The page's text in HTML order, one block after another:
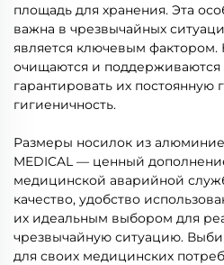
площадь для хранения. Эта
важна в чрезвычайных
является ключевым фактором.
очищаются и поддерживаются
гарантировать их постоянную
гигиеничность.
Размеры носилок из
MEDICAL — ценный
медицинской аварийной
качество, удобство
их идеальным выбором для
чрезвычайную ситуацию.
для своих медицинских